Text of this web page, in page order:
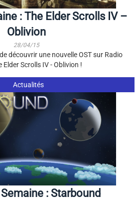
: The Elder Scrolls IV –
Oblivion
28/04/15
découvrir une nouvelle OST sur Radio
Elder Scrolls IV - Oblivion !
Actualités
: Starbound